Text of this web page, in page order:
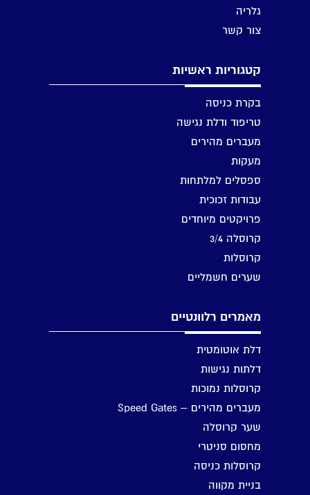
גלריה
צור קשר
קטגוריות ראשיות
בקרת כניסה
טריפוד ודלת נגישה
מעברים מהירים
מעקות
ספסלים למלתחות
עבודות זכוכית
פרויקטים מיוחדים
קרוסלה 3/4
קרוסלות
שערים חשמליים
מאמרים רלוונטיים
דלת אוטומטית
דלתות נגישות
קרוסלות נמוכות
מעברים מהירים – Speed Gates
שער קרוסלה
מחסום סניטרי
קרוסלות כניסה
בניית מקווה